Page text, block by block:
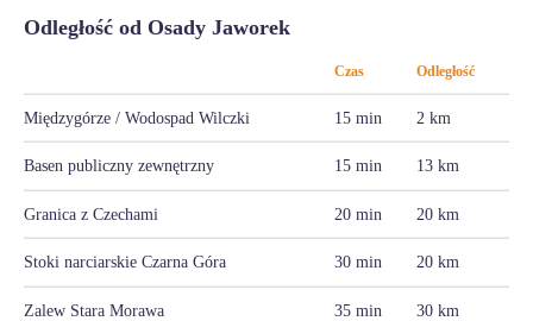
Odległość od Osady Jaworek
Czas Odległość
Międzygórze / Wodospad Wilczki 15 min 2 km
Basen publiczny zewnętrzny 15 min 13 km
Granica z Czechami 20 min 20 km
Stoki narciarskie Czarna Góra 30 min 20 km
Zalew Stara Morawa 35 min 30 km